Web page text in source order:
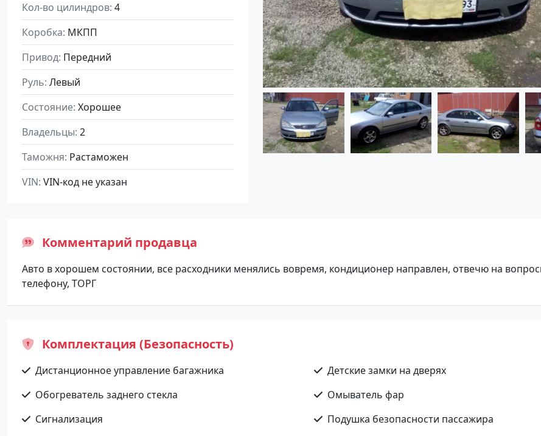
Кол-во цилиндров 4
Коробка МКПП
Привод Передний
Руль Левый
Состояние Хорошее
Владельцы 2
Таможня Растаможен
VIN VIN-код не указан
Комментарий продавца
Авто в хорошем состоянии, все расходники менялись вовремя, кондиционер направлен, отвечю на
телефону, ТОРГ
Комплектация (Безопасность)
Дистанционное управление багажника
Детские замки на дверях
Обогреватель заднего стекла
Омыватель фар
Сигнализация
Подушка безопасности пассажира